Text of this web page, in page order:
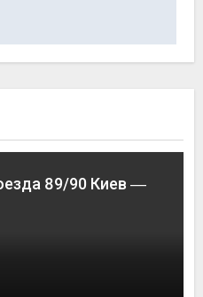
89/90 Киев ―